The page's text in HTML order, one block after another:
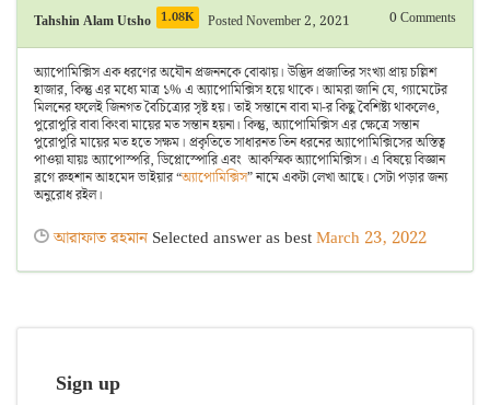
Tahshin Alam Utsho 1.08K Posted November 2, 2021 0Comments
অ্যাপোমিক্সিস এক ধরণের অযৌন প্রজননকে বোঝায়। উদ্ভিদ প্রজাতির সংখ্যা প্রায় চল্লিশ
হাজার, কিন্তু এর মধ্যে মাত্র ১% এ অ্যাপোমিক্সিস হয়ে থাকে। আমরা জানি যে, গ্যামেটের
মিলনের ফলেই জিনগত বৈচিত্র্যের সৃষ্ট হয়। তাই সন্তানে বাবা মা-র কিছু বৈশিষ্ট্য থাকলেও,
পুরোপুরি বাবা কিংবা মায়ের মত সন্তান হয়না। কিন্তু, অ্যাপোমিক্সিস এর ক্ষেত্রে সন্তান
পুরোপুরি মায়ের মত হতে সক্ষম। প্রকৃতিতে সাধারনত তিন ধরনের অ্যাপোমিক্সিসের অস্তিত্ব
পাওয়া যায়ঃ অ্যাপোস্পরি, ডিপ্লোস্পোরি এবং আকস্মিক অ্যাপোমিক্সিস। এ বিষয়ে বিজ্ঞান
ব্লগে রুহশান আহমেদ ভাইয়ার “অ্যাপোমিক্সিস” নামে একটা লেখা আছে। সেটা পড়ার জন্য
অনুরোধ রইল।
আরাফাত রহমান Selected answer as bestMarch 23, 2022
Sign up